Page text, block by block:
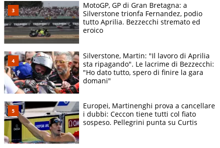
MotoGP, GP di Gran Bretagna: a
Silverstone trionfa Fernandez, podio
tutto Aprilia. Bezzecchi stremato ed
eroico
Silverstone, Martin: "Il lavoro di Aprilia
sta ripagando". Le lacrime di Bezzecchi:
"Ho dato tutto, spero di finire la gara
domani"
Europei, Martinenghi prova a cancellare
i dubbi: Ceccon tiene tutti col fiato
sospeso. Pellegrini punta su Curtis